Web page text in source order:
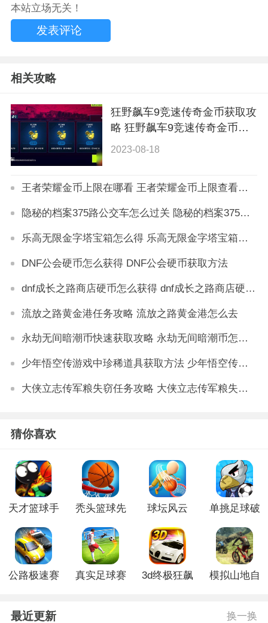
本站立场无关！
相关攻略
狂野飙车9竞速传奇金币获取攻
略 狂野飙车9竞速传奇金币怎
么刷
2023-08-18
王者荣耀金币上限在哪看 王者荣耀金币上限查看方法
隐秘的档案375路公交车怎么过关 隐秘的档案375路公交车通关攻略
乐高无限金字塔宝箱怎么得 乐高无限金字塔宝箱获取攻略
DNF公会硬币怎么获得 DNF公会硬币获取方法
dnf成长之路商店硬币怎么获得 dnf成长之路商店硬币在哪刷
流放之路黄金港任务攻略 流放之路黄金港怎么去
永劫无间暗潮币快速获取攻略 永劫无间暗潮币怎么获得
少年悟空传游戏中珍稀道具获取方法 少年悟空传游戏珍稀道具如何获取
大侠立志传军粮失窃任务攻略 大侠立志传军粮失窃任务如何做
猜你喜欢
天才篮球手
秃头篮球先
球坛风云
单挑足球破
公路极速赛
真实足球赛
3d终极狂飙
模拟山地自
最近更新 换一换